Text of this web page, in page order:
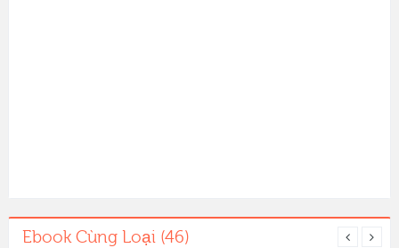
Ebook Cùng Loại (46)